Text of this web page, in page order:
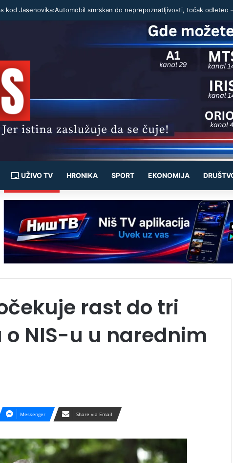
UŽIVO TV HRONIKA SPORT EKONOMIJA
rast do tri
NIS-u u narednim
Messenger Share via Email